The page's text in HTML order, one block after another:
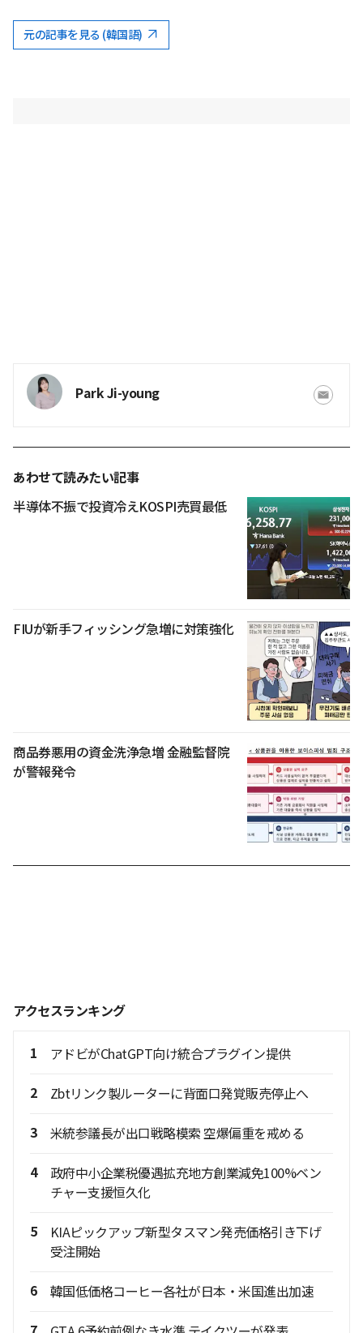
元の記事を見る (韓国語)
Park Ji-young
あわせて読みたい記事
半導体不振で投資冷えKOSPI売買最低
FIUが新手フィッシング急増に対策強化
商品券悪用の資金洗浄急増 金融監督院
が警報発令
アクセスランキング
1 アドビがChatGPT向け統合プラグイン提供
2 Zbtリンク製ルーターに背面口発覚販売停止へ
3 米統参議長が出口戦略模索 空爆偏重を戒める
4
政府中小企業税優遇拡充地方創業減免100%ベン
チャー支援恒久化
5
KIAピックアップ新型タスマン発売価格引き下げ
受注開始
6 韓国低価格コーヒー各社が日本・米国進出加速